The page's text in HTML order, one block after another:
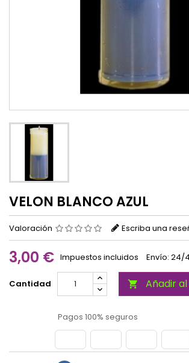
VELON BLANCO AZUL
Valoración Escriba una
3,00 € Impuestos incluidos Envío: 24/
Cantidad  Añadir
Pagos 100% seguros